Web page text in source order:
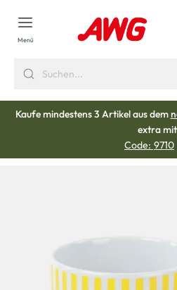
springen
Menü
Kaufe mindestens 3 Artikel aus dem
extra mit
Code: 9710